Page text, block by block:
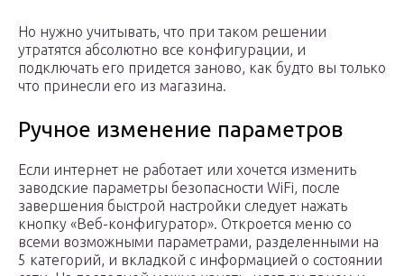
Но нужно учитывать, что при таком решении
утратятся абсолютно все конфигурации, и
подключать его придется заново, как будто вы только
что принесли его из магазина.
Ручное изменение параметров
Если интернет не работает или хочется изменить
заводские параметры безопасности WiFi, после
завершения быстрой настройки следует нажать
кнопку «Веб-конфигуратор». Откроется меню со
всеми возможными параметрами, разделенными на
5 категорий, и вкладкой с информацией о состоянии